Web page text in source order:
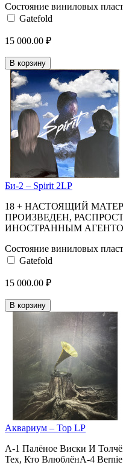
Состояние виниловых
Gatefold
15 000.00 ₽
В корзину
Би-2 – Spirit 2LP
18 + НАСТОЯЩИЙ
ПРОИЗВЕДЕН,
ИНОСТРАННЫМ
Состояние виниловых
Gatefold
15 000.00 ₽
В корзину
Аквариум – Тор LP
A-1 Палёное Виски И
Тех, Кто ВлюблёнA-4